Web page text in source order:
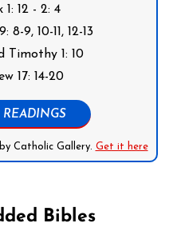
12 - 2: 4
8-9, 10-11, 12-13
Timothy 1: 10
17: 14-20
Catholic Gallery. Get it here
Bibles